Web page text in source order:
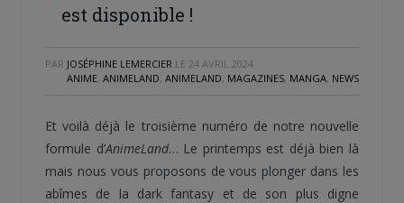
est disponible !
PAR JOSÉPHINE LEMERCIER LE 24 AVRIL 2024
ANIME, ANIMELAND, ANIMELAND, MAGAZINES, MANGA, NEWS
Et voilà déjà le troisième numéro de notre nouvelle
formule d’AnimeLand… Le printemps est déjà bien là
mais nous vous proposons de vous plonger dans les
abîmes de la dark fantasy et de son plus digne